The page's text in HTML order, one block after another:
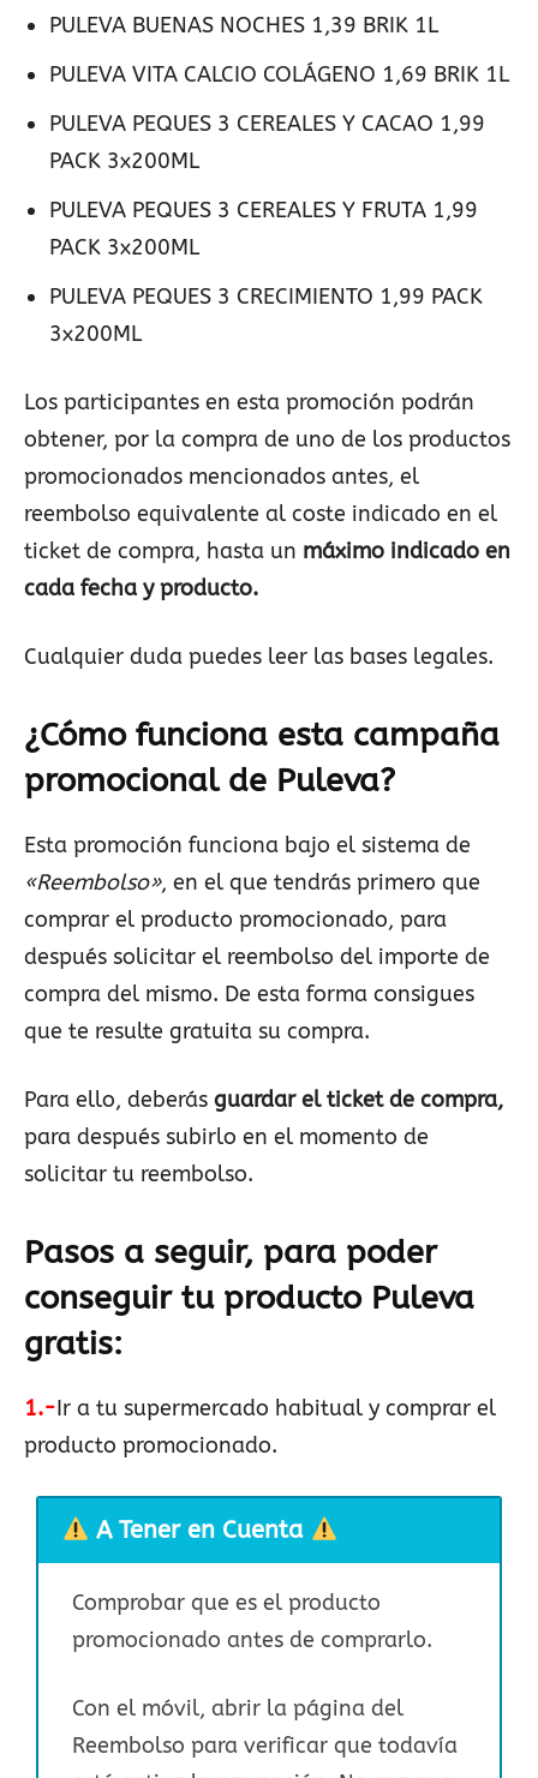
PULEVA BUENAS NOCHES 1,39 BRIK 1L
PULEVA VITA CALCIO COLÁGENO 1,69 BRIK 1L
PULEVA PEQUES 3 CEREALES Y CACAO 1,99
PACK 3x200ML
PULEVA PEQUES 3 CEREALES Y FRUTA 1,99
PACK 3x200ML
PULEVA PEQUES 3 CRECIMIENTO 1,99 PACK
3x200ML
Los participantes en esta promoción podrán
obtener, por la compra de uno de los productos
promocionados mencionados antes, el
reembolso equivalente al coste indicado en el
ticket de compra, hasta un máximo indicado en
cada fecha y producto.
Cualquier duda puedes leer las bases legales.
¿Cómo funciona esta campaña
promocional de Puleva?
Esta promoción funciona bajo el sistema de
«Reembolso», en el que tendrás primero que
comprar el producto promocionado, para
después solicitar el reembolso del importe de
compra del mismo. De esta forma consigues
que te resulte gratuita su compra.
Para ello, deberás guardar el ticket de compra,
para después subirlo en el momento de
solicitar tu reembolso.
Pasos a seguir, para poder
conseguir tu producto Puleva
gratis:
1.-Ir a tu supermercado habitual y comprar el
producto promocionado.
A Tener en Cuenta
Comprobar que es el producto
promocionado antes de comprarlo.
Con el móvil, abrir la página del
Reembolso para verificar que todavía